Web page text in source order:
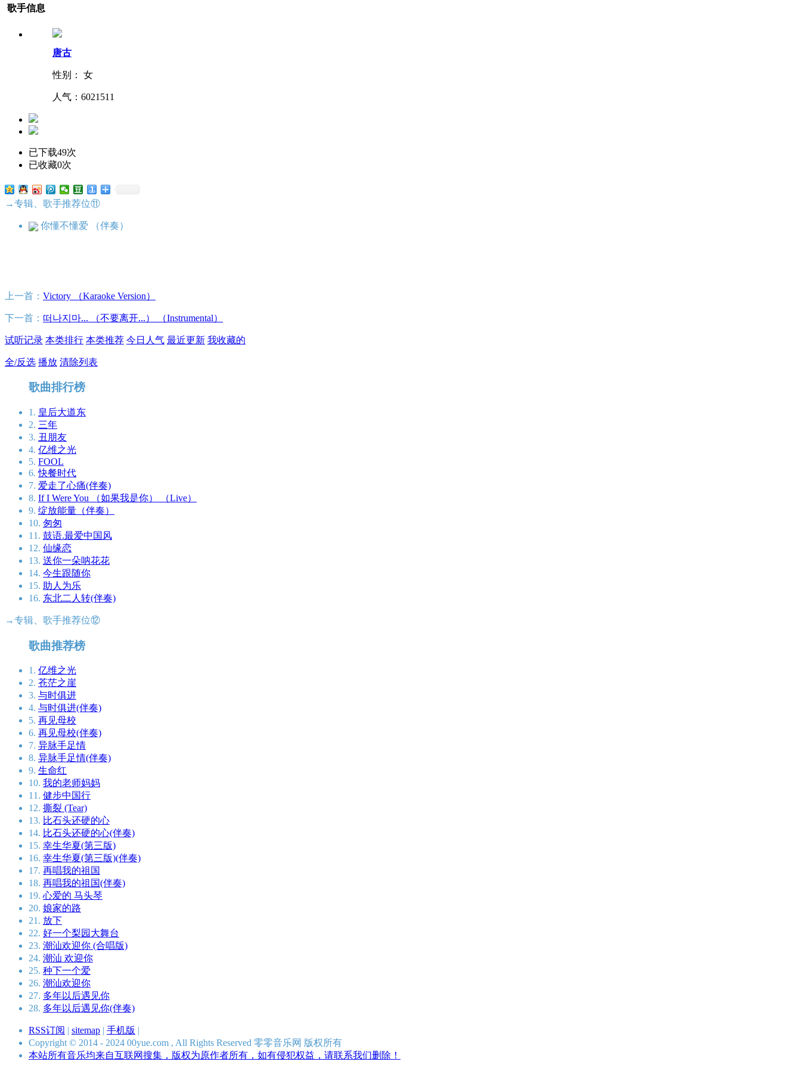
歌手信息
唐古
性别： 女
人气： 6021511
已下载49次
已收藏0次
→专辑、歌手推荐位⑪
你懂不懂爱 （伴奏）
上一首： Victory （Karaoke Version）
下一首： 떠나지마... （不要离开...） （Instrumental）
试听记录 本类排行 本类推荐 今日人气 最近更新 我收藏的
全/反选 播放 清除列表
歌曲排行榜
1. 皇后大道东
2. 三年
3. 丑朋友
4. 亿维之光
5. FOOL
6. 快餐时代
7. 爱走了心痛(伴奏)
8. If I Were You （如果我是你） （Live）
9. 绽放能量（伴奏）
10. 匆匆
11. 鼓语.最爱中国风
12. 仙缘恋
13. 送你一朵呐花花
14. 今生跟随你
15. 助人为乐
16. 东北二人转(伴奏)
→专辑、歌手推荐位⑫
歌曲推荐榜
1. 亿维之光
2. 苍茫之崖
3. 与时俱进
4. 与时俱进(伴奏)
5. 再见母校
6. 再见母校(伴奏)
7. 异脉手足情
8. 异脉手足情(伴奏)
9. 生命红
10. 我的老师妈妈
11. 健步中国行
12. 撕裂 (Tear)
13. 比石头还硬的心
14. 比石头还硬的心(伴奏)
15. 幸生华夏(第三版)
16. 幸生华夏(第三版)(伴奏)
17. 再唱我的祖国
18. 再唱我的祖国(伴奏)
19. 心爱的 马头琴
20. 娘家的路
21. 放下
22. 好一个梨园大舞台
23. 潮汕欢迎你 (合唱版)
24. 潮汕 欢迎你
25. 种下一个爱
26. 潮汕欢迎你
27. 多年以后遇见你
28. 多年以后遇见你(伴奏)
RSS订阅 | sitemap | 手机版 |
Copyright © 2014 - 2024 00yue.com , All Rights Reserved 零零音乐网 版权所有
本站所有音乐均来自互联网搜集，版权为原作者所有，如有侵犯权益，请联系我们删除！